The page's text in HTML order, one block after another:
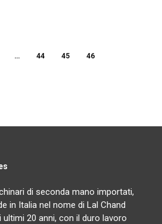
… 44 45 46
di seconda mano importati,
in Italia nel nome di Lal Chand
20 anni, con il duro lavoro